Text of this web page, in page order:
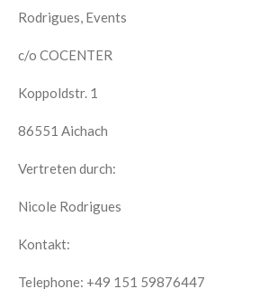
Rodrigues, Events
c/o COCENTER
Koppoldstr. 1
86551 Aichach
Vertreten durch:
Nicole Rodrigues
Kontakt:
Telephone: +49 151 59876447